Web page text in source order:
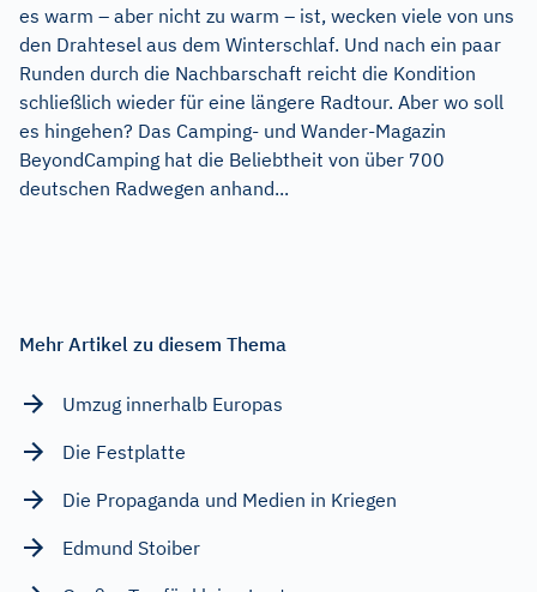
es warm – aber nicht zu warm – ist, wecken viele von uns
den Drahtesel aus dem Winterschlaf. Und nach ein paar
Runden durch die Nachbarschaft reicht die Kondition
schließlich wieder für eine längere Radtour. Aber wo soll
es hingehen? Das Camping- und Wander-Magazin
BeyondCamping hat die Beliebtheit von über 700
deutschen Radwegen anhand...
Mehr Artikel zu diesem Thema
Umzug innerhalb Europas
Die Festplatte
Die Propaganda und Medien in Kriegen
Edmund Stoiber